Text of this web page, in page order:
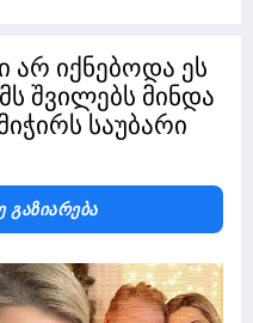
არ იქნებოდა ეს
შვილებს მინდა
საუბარი
Გაზიარება